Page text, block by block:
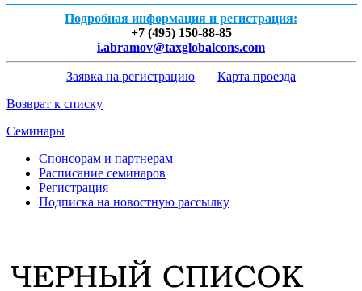
Подробная информация и регистрация:
+7 (495) 150-88-85
i.abramov@taxglobalcons.com
Заявка на регистрацию
Карта проезда
Возврат к списку
Семинары
Спонсорам и партнерам
Расписание семинаров
Регистрация
Подписка на новостную рассылку